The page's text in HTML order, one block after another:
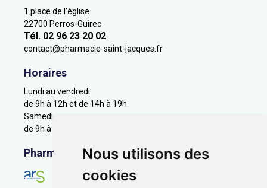
Nous utilisons des
cookies
1 place de l'église
22700 Perros-Guirec
Tél. 02 96 23 20 02
contact@pharmacie-saint-jacques.fr
Horaires
Lundi au vendredi
de 9h à 12h et de 14h à 19h
Samedi
de 9h à 12h
Pharmacie en ligne agréée